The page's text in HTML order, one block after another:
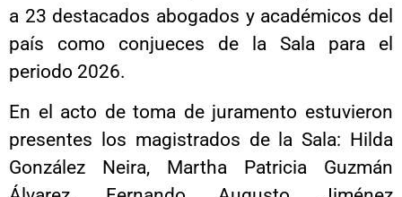
a 23 destacados abogados y académicos del
país como conjueces de la Sala para el
periodo 2026.
En el acto de toma de juramento estuvieron
presentes los magistrados de la Sala: Hilda
González Neira, Martha Patricia Guzmán